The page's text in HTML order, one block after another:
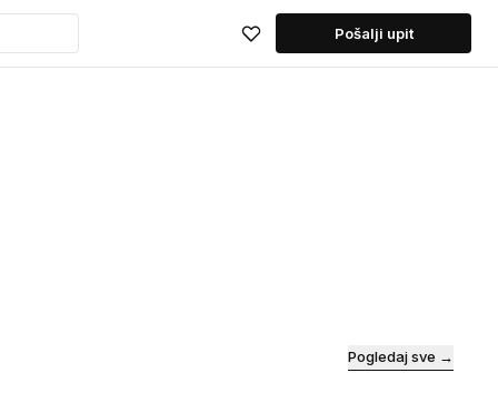
Pošalji upit
Pogledaj sve →